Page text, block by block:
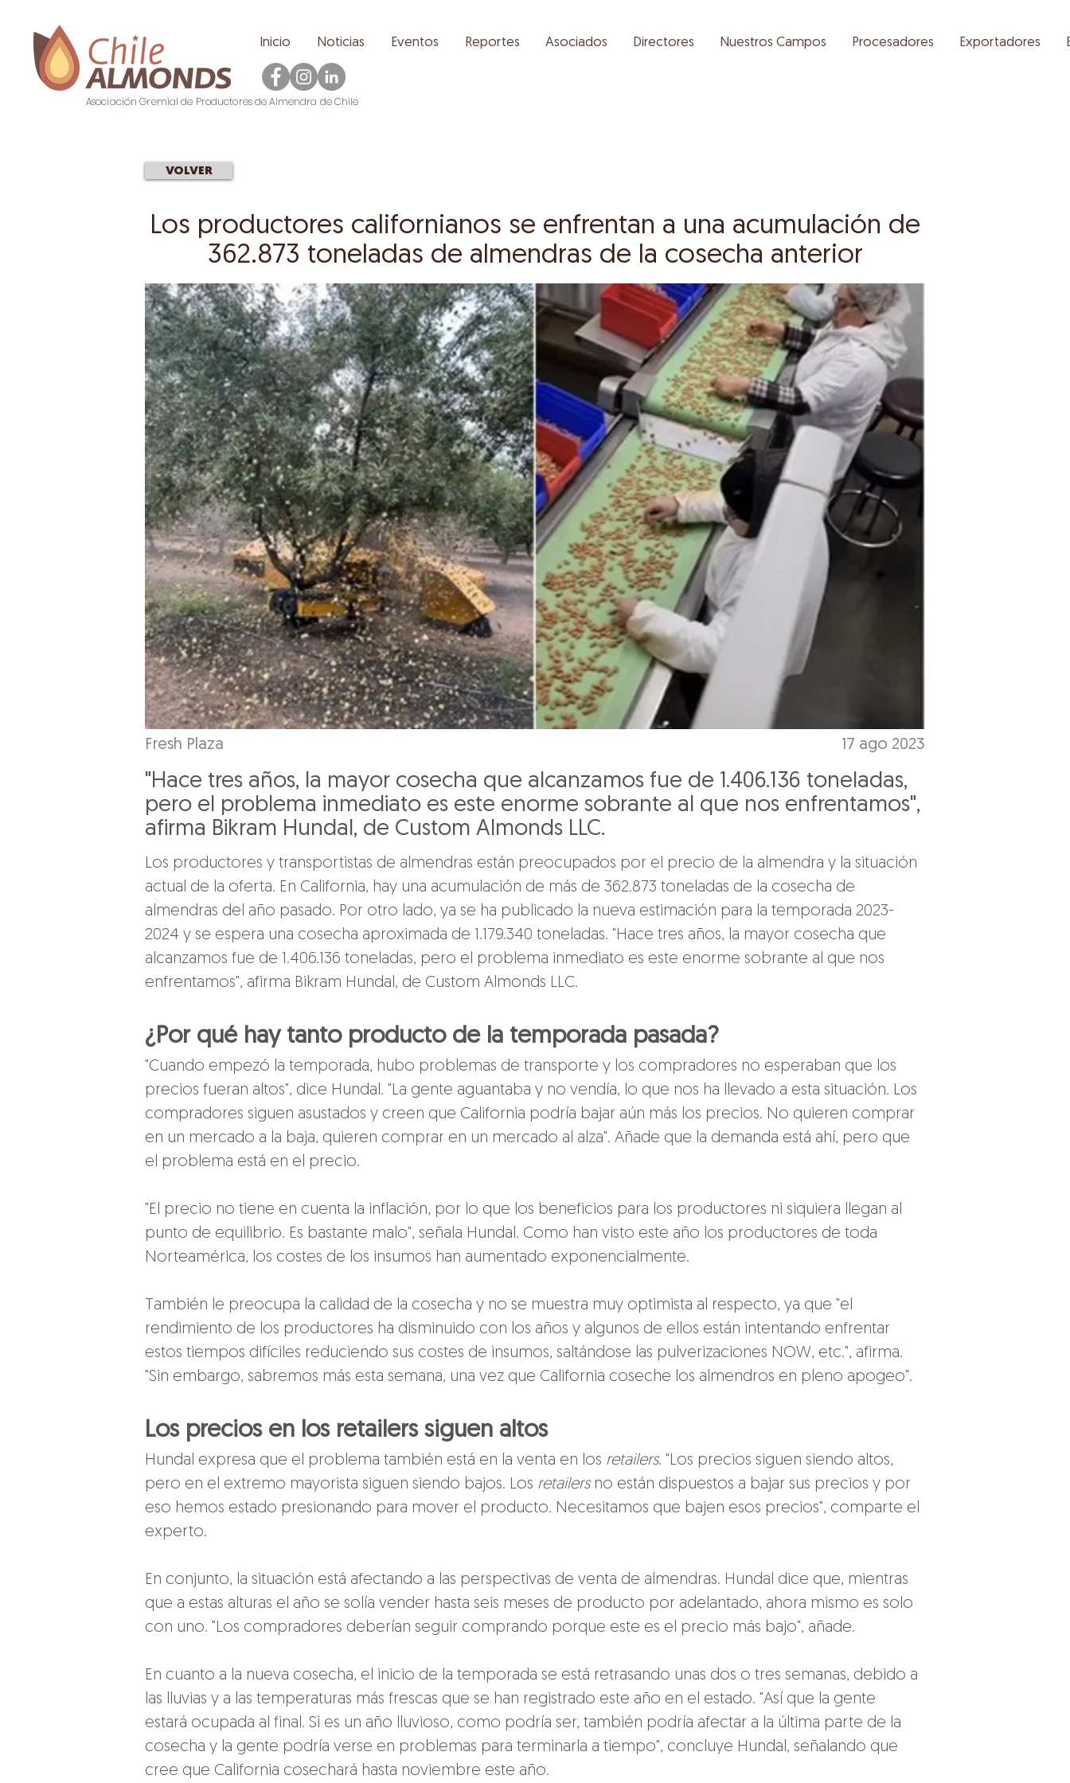
Inicio Noticias Eventos Reportes Asociados Directores Nuestros Campos Procesadores Exportadores
Asociación Gremial de Productores de Almendra de Chile
VOLVER
Los productores californianos se enfrentan a una acumulación de
362.873 toneladas de almendras de la cosecha anterior
Fresh Plaza 17 ago 2023
"Hace tres años, la mayor cosecha que alcanzamos fue de 1.406.136 toneladas,
pero el problema inmediato es este enorme sobrante al que nos enfrentamos",
afirma Bikram Hundal, de Custom Almonds LLC.
Los productores y transportistas de almendras están preocupados por el precio de la almendra y la situación
actual de la oferta. En California, hay una acumulación de más de 362.873 toneladas de la cosecha de
almendras del año pasado. Por otro lado, ya se ha publicado la nueva estimación para la temporada 2023-
2024 y se espera una cosecha aproximada de 1.179.340 toneladas. "Hace tres años, la mayor cosecha que
alcanzamos fue de 1.406.136 toneladas, pero el problema inmediato es este enorme sobrante al que nos
enfrentamos", afirma Bikram Hundal, de Custom Almonds LLC.
¿Por qué hay tanto producto de la temporada pasada?
"Cuando empezó la temporada, hubo problemas de transporte y los compradores no esperaban que los
precios fueran altos", dice Hundal. "La gente aguantaba y no vendía, lo que nos ha llevado a esta situación. Los
compradores siguen asustados y creen que California podría bajar aún más los precios. No quieren comprar
en un mercado a la baja, quieren comprar en un mercado al alza". Añade que la demanda está ahí, pero que
el problema está en el precio.
"El precio no tiene en cuenta la inflación, por lo que los beneficios para los productores ni siquiera llegan al
punto de equilibrio. Es bastante malo", señala Hundal. Como han visto este año los productores de toda
Norteamérica, los costes de los insumos han aumentado exponencialmente.
También le preocupa la calidad de la cosecha y no se muestra muy optimista al respecto, ya que "el
rendimiento de los productores ha disminuido con los años y algunos de ellos están intentando enfrentar
estos tiempos difíciles reduciendo sus costes de insumos, saltándose las pulverizaciones NOW, etc.", afirma.
"Sin embargo, sabremos más esta semana, una vez que California coseche los almendros en pleno apogeo".
Los precios en los retailers siguen altos
Hundal expresa que el problema también está en la venta en los retailers. "Los precios siguen siendo altos,
pero en el extremo mayorista siguen siendo bajos. Los retailers no están dispuestos a bajar sus precios y por
eso hemos estado presionando para mover el producto. Necesitamos que bajen esos precios", comparte el
experto.
En conjunto, la situación está afectando a las perspectivas de venta de almendras. Hundal dice que, mientras
que a estas alturas el año se solía vender hasta seis meses de producto por adelantado, ahora mismo es solo
con uno. "Los compradores deberían seguir comprando porque este es el precio más bajo", añade.
En cuanto a la nueva cosecha, el inicio de la temporada se está retrasando unas dos o tres semanas, debido a
las lluvias y a las temperaturas más frescas que se han registrado este año en el estado. "Así que la gente
estará ocupada al final. Si es un año lluvioso, como podría ser, también podría afectar a la última parte de la
cosecha y la gente podría verse en problemas para terminarla a tiempo", concluye Hundal, señalando que
cree que California cosechará hasta noviembre este año.